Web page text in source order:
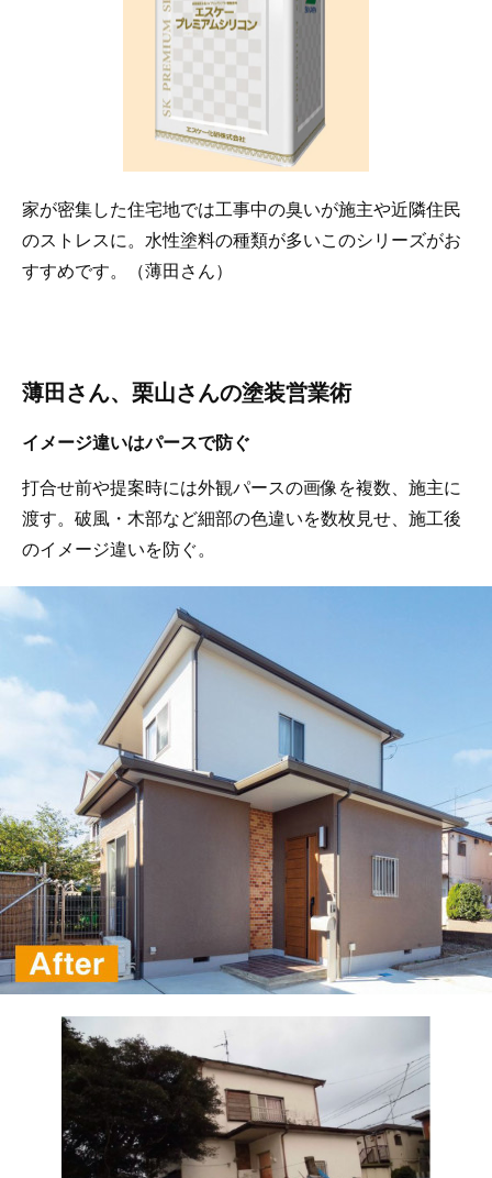
家が密集した住宅地では工事中の臭いが施主や近隣住民
のストレスに。水性塗料の種類が多いこのシリーズがお
すすめです。（薄田さん）
薄田さん、栗山さんの塗装営業術
イメージ違いはパースで防ぐ
打合せ前や提案時には外観パースの画像を複数、施主に
渡す。破風・木部など細部の色違いを数枚見せ、施工後
のイメージ違いを防ぐ。